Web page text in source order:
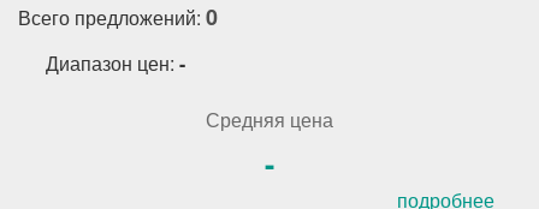
Всего предложений: 0
Диапазон цен: -
Средняя цена
-
подробнее